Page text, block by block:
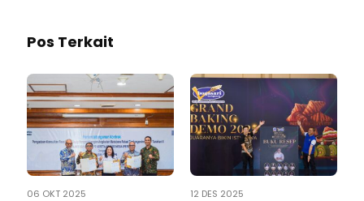
Pos Terkait
06 OKT 2025 12 DES 2025